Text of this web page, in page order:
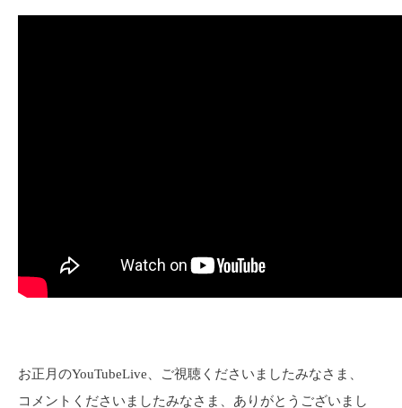
お正月のYouTubeLive、ご視聴くださいましたみなさま、
コメントくださいましたみなさま、ありがとうございまし